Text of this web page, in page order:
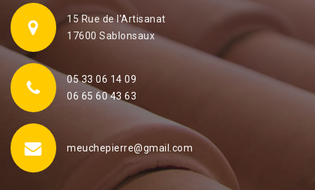
15 Rue de l'Artisanat
17600 Sablonsaux
05 33 06 14 09
06 65 60 43 63
meuchepierre@gmail.com